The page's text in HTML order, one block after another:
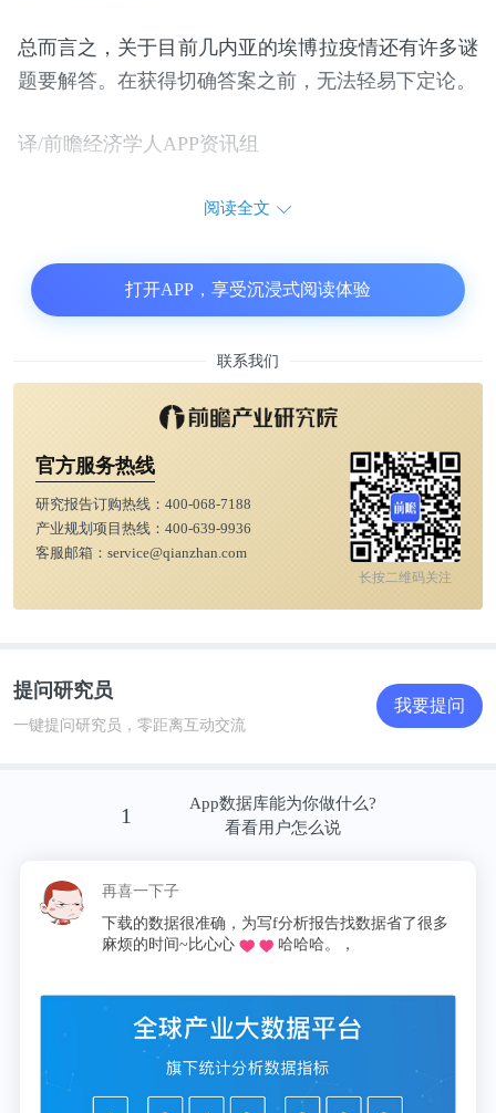
总而言之，关于目前几内亚的埃博拉疫情还有许多谜
题要解答。在获得切确答案之前，无法轻易下定论。
译/前瞻经济学人APP资讯组
阅读全文
打开APP，享受沉浸式阅读体验
联系我们
官方服务热线
研究报告订购热线： 400-068-7188
产业规划项目热线： 400-639-9936
客服邮箱： service@qianzhan.com
长按二维码关注
提问研究员
一键提问研究员，零距离互动交流
我要提问
1
App数据库能为你做什么?
看看用户怎么说
再喜一下子
下载的数据很准确，为写f分析报告找数据省了很多
麻烦的时间~比心心
哈哈哈。，